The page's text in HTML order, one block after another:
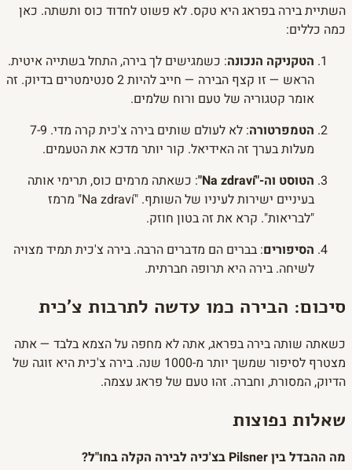
השתיית בירה בפראג היא טקס. לא פשוט לחדוד כוס ותשתה. כאן
כמה כללים:
הטקניקה הנכונה: כשמגישים לך בירה, התחל בשתייה איטית.
הראש — זו קצף הבירה — חייב להיות 2 סנטימטרים בדיוק. זה
אומר קטגוריה של טעם ורוח שלמים.
הטמפרטורה
: לא לעולם שותים בירה צ'כית קרה מדי. 7-9
מעלות בערך זה האידיאל. קור יותר מדכא את הטעמים.
הטוסט וה-"Na zdraví"
: כשאתה מרמים כוס, תרימי אותה
בעיניים ישירות לעיניו של השותף. "Na zdraví" מרמז
"לבריאות". קרא את זה בטון חוזק.
הסיפורים: בברים הם מדברים הרבה. בירה צ'כית תמיד מצויה
לשיחה. בירה היא תרופה חברתית.
סיכום: הבירה כמו עדשה לתרבות צ'כית
כשאתה שותה בירה בפראג, אתה לא מחפה על הצמא בלבד — אתה
מצטרף לסיפור שמשך יותר מ-1000 שנה. בירה צ'כית היא זוגה של
הדיוק, המסורת, וחברה. זהו טעם של פראג עצמה.
שאלות נפוצות
מה ההבדל בין Pilsner בצ'כיה לבירה הקלה בחו"ל?